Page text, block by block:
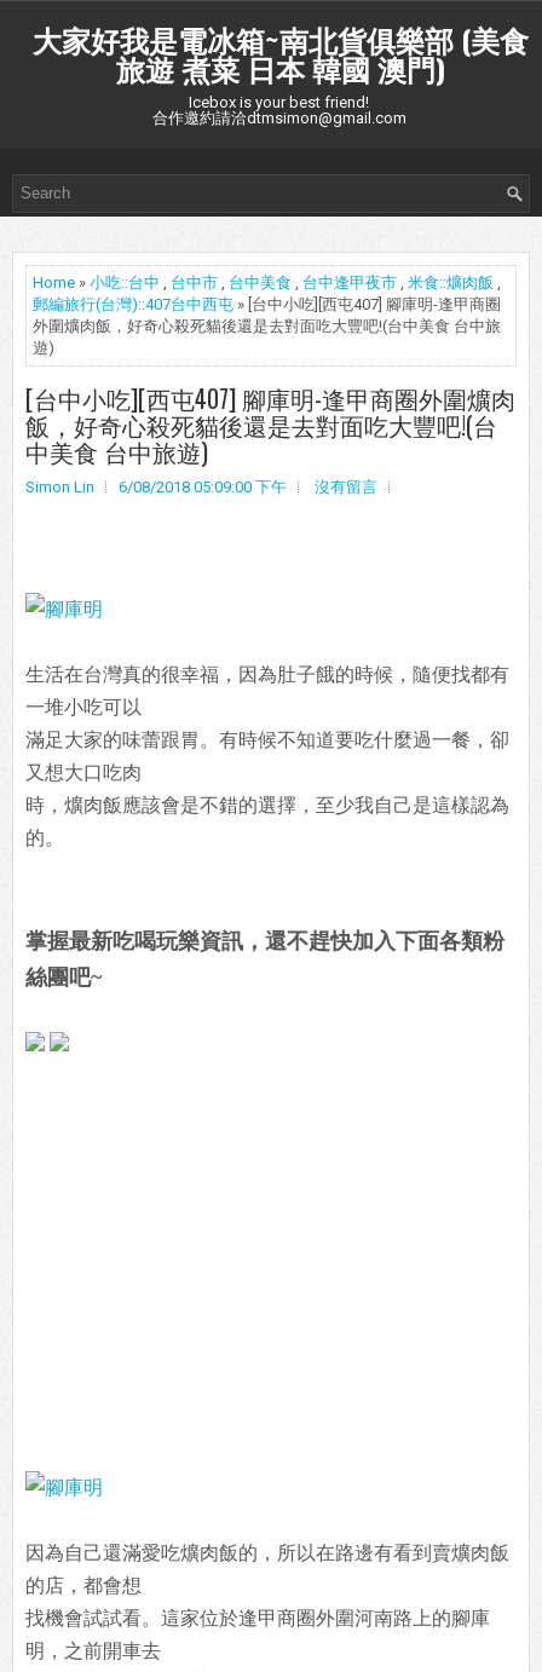
大家好我是電冰箱~南北貨俱樂部 (美食
旅遊 煮菜 日本 韓國 澳門)
Icebox is your best friend!
合作邀約請洽dtmsimon@gmail.com
Home » 小吃::台中 , 台中市 , 台中美食 , 台中逢甲夜市 , 米食::爌肉飯 ,
郵編旅行(台灣)::407台中西屯 » [台中小吃][西屯407] 腳庫明-逢甲商圈
外圍爌肉飯，好奇心殺死貓後還是去對面吃大豐吧!(台中美食 台中旅
遊)
[台中小吃][西屯407] 腳庫明-逢甲商圈外圍爌肉
飯，好奇心殺死貓後還是去對面吃大豐吧!(台
中美食 台中旅遊)
Simon Lin 6/08/2018 05:09:00 下午 沒有留言
生活在台灣真的很幸福，因為肚子餓的時候，隨便找都有
一堆小吃可以
滿足大家的味蕾跟胃。有時候不知道要吃什麼過一餐，卻
又想大口吃肉
時，爌肉飯應該會是不錯的選擇，至少我自己是這樣認為
的。
掌握最新吃喝玩樂資訊，還不趕快加入下面各類粉
絲團吧~
因為自己還滿愛吃爌肉飯的，所以在路邊有看到賣爌肉飯
的店，都會想
找機會試試看。這家位於逢甲商圈外圍河南路上的腳庫
明，之前開車去